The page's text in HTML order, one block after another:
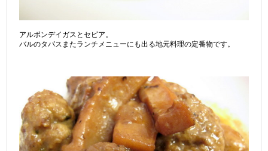
アルボンデイガスとセピア。
バルのタパスまたランチメニューにも出る地元料理の定番物です。